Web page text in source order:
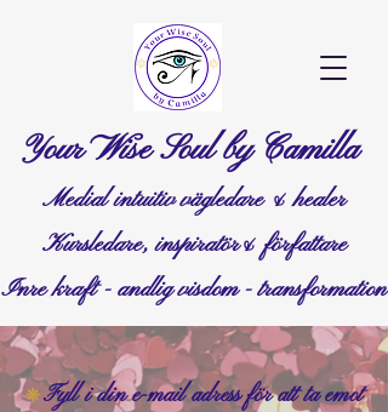
Your Wise Soul by Camilla
Medial intuitiv vägledare & healer
Kursledare, inspiratör& författare
Inre kraft - andlig visdom - transformation
❊Fyll i din e-mail adress för att ta emot